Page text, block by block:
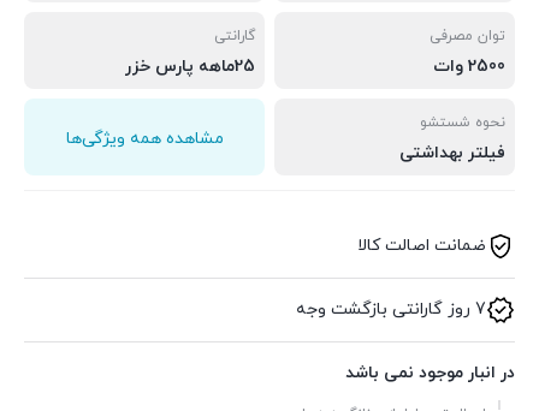
توان مصرفی
2500 وات
گارانتی
25ماهه پارس خزر
نحوه شستشو
فیلتر بهداشتی
مشاهده همه ویژگی‌ها
ضمانت اصالت کالا
7 روز گارانتی بازگشت وجه
در انبار موجود نمی باشد